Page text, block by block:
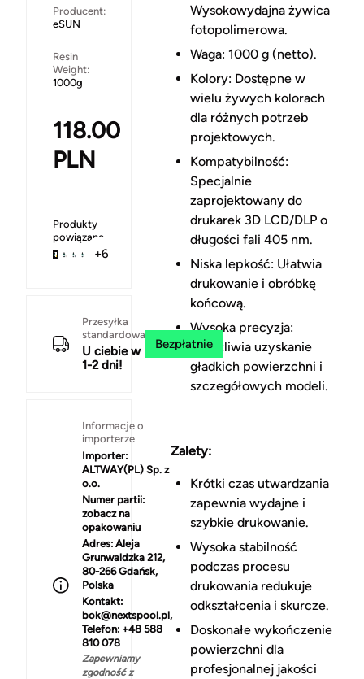
Producent:
eSUN
Resin
Weight:
1000g
118.00
PLN
Produkty
powiązane
+6
Przesyłka
standardowa
U ciebie w
1-2 dni!
Bezpłatnie
Informacje o
importerze
Importer:
ALTWAY(PL) Sp. z
o.o.
Numer partii:
zobacz na
opakowaniu
Adres: Aleja
Grunwaldzka 212,
80-266 Gdańsk,
Polska
Kontakt:
bok@nextspool.pl,
Telefon: +48 588
810 078
Zapewniamy
zgodność z
Wysokowydajna żywica
fotopolimerowa.
Waga: 1000 g (netto).
Kolory: Dostępne w
wielu żywych kolorach
dla różnych potrzeb
projektowych.
Kompatybilność:
Specjalnie
zaprojektowany do
drukarek 3D LCD/DLP o
długości fali 405 nm.
Niska lepkość: Ułatwia
drukowanie i obróbkę
końcową.
Wysoka precyzja:
Umożliwia uzyskanie
gładkich powierzchni i
szczegółowych modeli.
Zalety:
Krótki czas utwardzania
zapewnia wydajne i
szybkie drukowanie.
Wysoka stabilność
podczas procesu
drukowania redukuje
odkształcenia i skurcze.
Doskonałe wykończenie
powierzchni dla
profesjonalnej jakości